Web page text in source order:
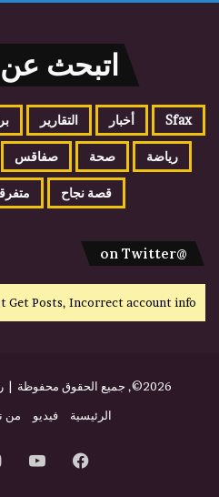
اتبحث عن
Sfax أخبار التقارير
رياضة صحة صفاقس
قصة نجاح
@on Twitter
Get Posts, Incorrect account info.
2026©, جميع الحقوق محفوظة |
الرئيسية
فيديو من
فيسبوك